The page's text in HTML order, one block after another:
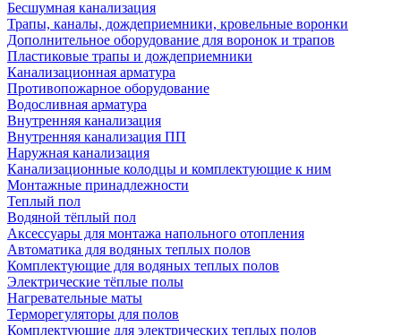
Бесшумная канализация
Трапы, каналы, дождеприемники, кровельные воронки
Дополнительное оборудование для воронок и трапов
Пластиковые трапы и дождеприемники
Канализационная арматура
Противопожарное оборудование
Водосливная арматура
Внутренняя канализация
Внутренняя канализация ПП
Наружная канализация
Канализационные колодцы и комплектующие к ним
Монтажные принадлежности
Теплый пол
Водяной тёплый пол
Аксессуары для монтажа напольного отопления
Автоматика для водяных теплых полов
Комплектующие для водяных теплых полов
Электрические тёплые полы
Нагревательные маты
Терморегуляторы для полов
Комплектующие для электрических теплых полов